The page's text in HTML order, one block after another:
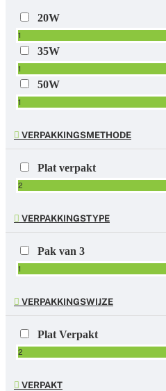
20W
1
35W
1
50W
1
VERPAKKINGSMETHODE
Plat verpakt
2
VERPAKKINGSTYPE
Pak van 3
1
VERPAKKINGSWIJZE
Plat Verpakt
2
VERPAKT